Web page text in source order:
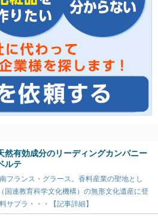
然有効成分のリーディングカンパニー
ルテ
フランス・グラース。香料産業の聖地とし
国連教育科学文化機構）の無形文化遺産に登
サプラ・・・【記事詳細】